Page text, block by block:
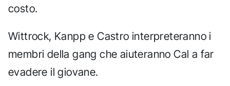
costo.
Wittrock, Kanpp e Castro interpreteranno i
membri della gang che aiuteranno Cal a far
evadere il giovane.